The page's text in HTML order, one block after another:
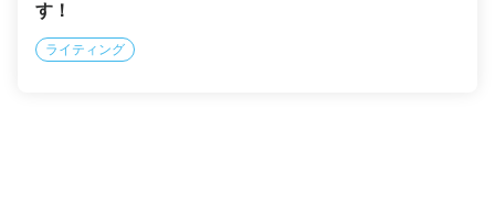
す！
ライティング